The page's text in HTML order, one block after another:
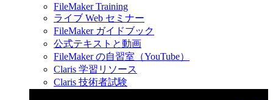
FileMaker Training
ライブ Web セミナー
FileMaker ガイドブック
公式テキストと動画
FileMaker の自習室（YouTube）
Claris 学習リソース
Claris 技術者試験